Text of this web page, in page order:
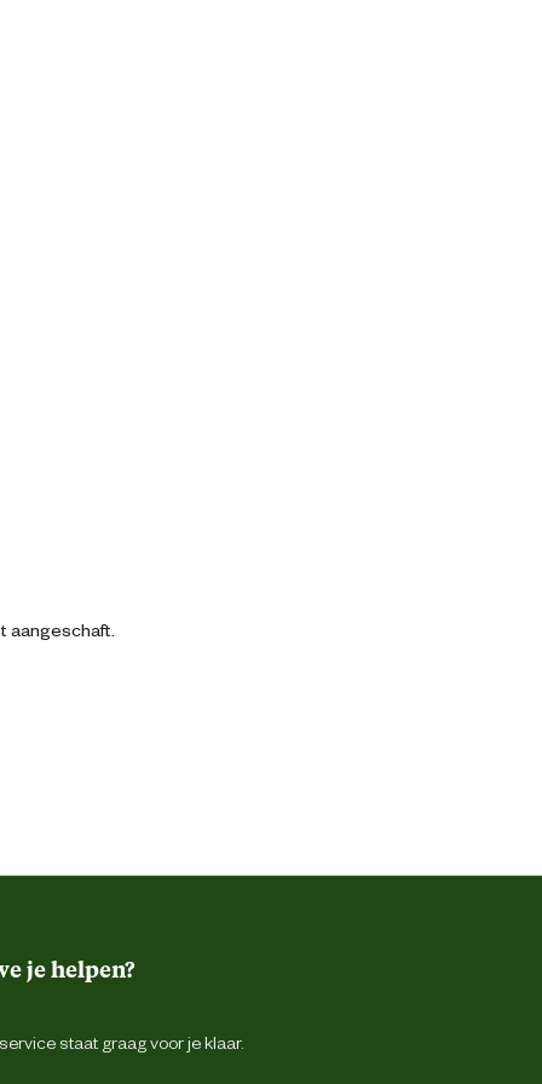
aangeschaft.
je helpen?
staat graag voor je klaar.